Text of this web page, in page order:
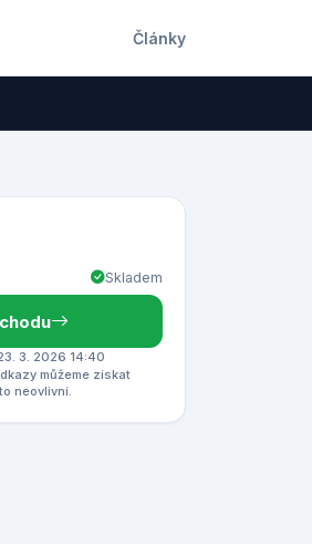
Články
Skladem
3. 2026 14:40
můžeme získat
neovlivní.